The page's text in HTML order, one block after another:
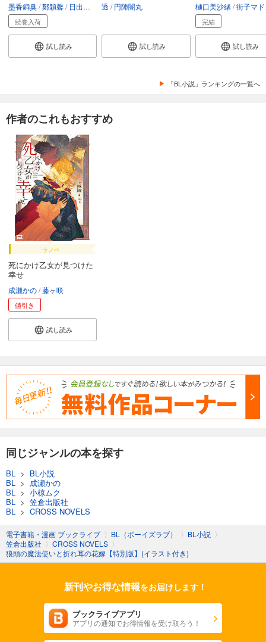
墨香銅臭 鄭穎馨 日出的小太陽
続巻入荷
試し読み
透 円陣闇丸
試し読み
樋口美沙緒 街子マ
完結
試し読み
「BL小説」ランキングの一覧へ
作者のこれもおすすめ
ラノベ
死にかけ乙女が見つけた
幸せ
成瀬かの 藤ヶ咲
値引き
試し読み
同じジャンルの本を探す
BL > BL小説
BL
> 成瀬かの
BL
> 小椋ムク
BL
> 笠倉出版社
BL
> CROSS NOVELS
電子書籍・漫画 ブックライブ 〉 BL（ボーイズラブ） 〉 BL小説 〉
笠倉出版社 〉 CROSS NOVELS 〉
狼頭の魔法使いと折れ耳の花嫁【特別版】(イラスト付き)
新刊やお得な情報をお届けします！
ブックライブアプリ
アプリの通知でお得情報を受け取ろう！